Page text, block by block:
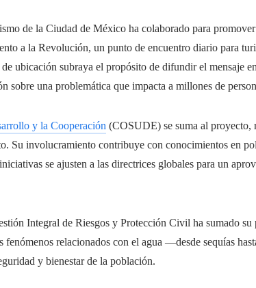
de la Ciudad de México ha colaborado para
a la Revolución, un punto de encuentro diario para
ubicación subraya el propósito de difundir el mensaje
sobre una problemática que impacta a millones de
y la Cooperación (COSUDE) se suma al proyecto,
Su involucramiento contribuye con conocimientos en
se ajusten a las directrices globales para un
Integral de Riesgos y Protección Civil ha sumado
fenómenos relacionados con el agua —desde sequías
y bienestar de la población.